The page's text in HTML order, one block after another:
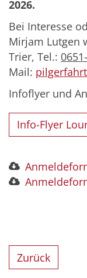
2026.
Bei Interesse
Mirjam Lutgen
Trier, Tel.:
Mail:
Infoflyer und
Info-Flyer
Zurück